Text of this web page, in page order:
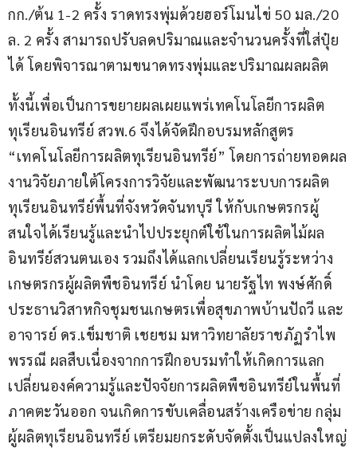
กก./ต้น 1-2 ครั้ง ราดทรงพุ่มด้วยฮอร์โมนไข่ 50 มล./20
ล. 2 ครั้ง สามารถปรับลดปริมาณและจำนวนครั้งที่ใส่ปุ๋ย
ได้ โดยพิจารณาตามขนาดทรงพุ่มและปริมาณผลผลิต
ทั้งนี้เพื่อเป็นการขยายผลเผยแพร่เทคโนโลยีการผลิต
ทุเรียนอินทรีย์ สวพ.6 จึงได้จัดฝึกอบรมหลักสูตร
“เทคโนโลยีการผลิตทุเรียนอินทรีย์” โดยการถ่ายทอดผล
งานวิจัยภายใต้โครงการวิจัยและพัฒนาระบบการผลิต
ทุเรียนอินทรีย์พื้นที่จังหวัดจันทบุรี ให้กับเกษตรกรผู้
สนใจได้เรียนรู้และนำไปประยุกต์ใช้ในการผลิตไม้ผล
อินทรีย์สวนตนเอง รวมถึงได้แลกเปลี่ยนเรียนรู้ระหว่าง
เกษตรกรผู้ผลิตพืชอินทรีย์ นำโดย นายรัฐไท พงษ์ศักดิ์
ประธานวิสาหกิจชุมชนเกษตรเพื่อสุขภาพบ้านปัถวี และ
อาจารย์ ดร.เข็มชาติ เชยชม มหาวิทยาลัยราชภัฏรำไพ
พรรณี ผลสืบเนื่องจากการฝึกอบรมทำให้เกิดการแลก
เปลี่ยนองค์ความรู้และปัจจัยการผลิตพืชอินทรีย์ในพื้นที่
ภาคตะวันออก จนเกิดการขับเคลื่อนสร้างเครือข่าย กลุ่ม
ผู้ผลิตทุเรียนอินทรีย์ เตรียมยกระดับจัดตั้งเป็นแปลงใหญ่